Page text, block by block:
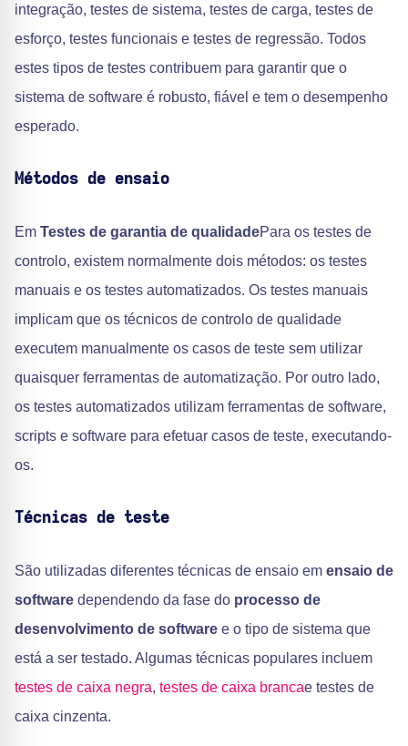
integração, testes de sistema, testes de carga, testes de
esforço, testes funcionais e testes de regressão. Todos
estes tipos de testes contribuem para garantir que o
sistema de software é robusto, fiável e tem o desempenho
esperado.
Métodos de ensaio
Em Testes de garantia de qualidadePara os testes de
controlo, existem normalmente dois métodos: os testes
manuais e os testes automatizados. Os testes manuais
implicam que os técnicos de controlo de qualidade
executem manualmente os casos de teste sem utilizar
quaisquer ferramentas de automatização. Por outro lado,
os testes automatizados utilizam ferramentas de software,
scripts e software para efetuar casos de teste, executando-
os.
Técnicas de teste
São utilizadas diferentes técnicas de ensaio em ensaio de
software dependendo da fase do processo de
desenvolvimento de software e o tipo de sistema que
está a ser testado. Algumas técnicas populares incluem
testes de caixa negra, testes de caixa brancae testes de
caixa cinzenta.